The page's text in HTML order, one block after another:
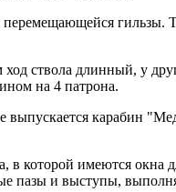
гильзы.
ствола длинный, у
на 4 патрона.
выпускается карабин
в которой имеются окна
пазы и выступы,